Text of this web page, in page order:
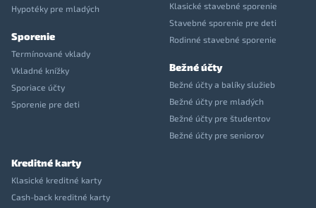
Hypotéky pre mladých
Sporenie
Termínované vklady
Vkladné knížky
Sporiace účty
Sporenie pre deti
Klasické stavebné sporenie
Stavebné sporenie pre deti
Rodinné stavebné sporenie
Bežné účty
Bežné účty a balíky služieb
Bežné účty pre mladých
Bežné účty pre študentov
Bežné účty pre seniorov
Kreditné karty
Klasické kreditné karty
Cash-back kreditné karty